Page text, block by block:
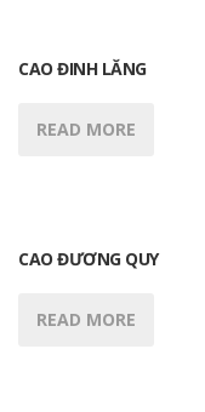
CAO ĐINH LĂNG
READ MORE
CAO ĐƯƠNG QUY
READ MORE